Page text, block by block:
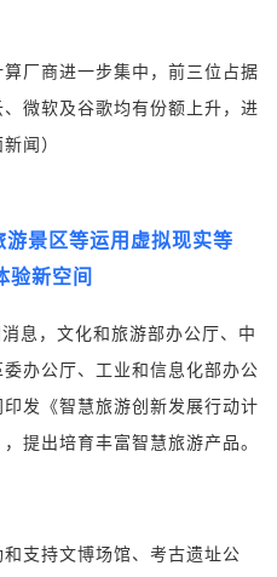
厂商进一步集中，前三位占据
微软及谷歌均有份额上升，进
闻）
景区等运用虚拟现实等
验新空间
息，文化和旅游部办公厅、中
办公厅、工业和信息化部办公
发《智慧旅游创新发展行动计
提出培育丰富智慧旅游产品。
支持文博场馆、考古遗址公